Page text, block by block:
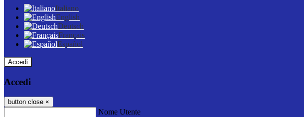
Italiano
English
Deutsch
Français
Español
Accedi
Accedi
button close ×
Nome Utente